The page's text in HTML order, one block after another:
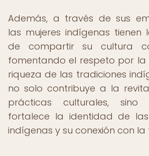
Además, a través de sus
las mujeres indígenas tienen
de compartir su cultura
fomentando el respeto por la
riqueza de las tradiciones
no solo contribuye a la
prácticas culturales, sino
fortalece la identidad de
indígenas y su conexión con la